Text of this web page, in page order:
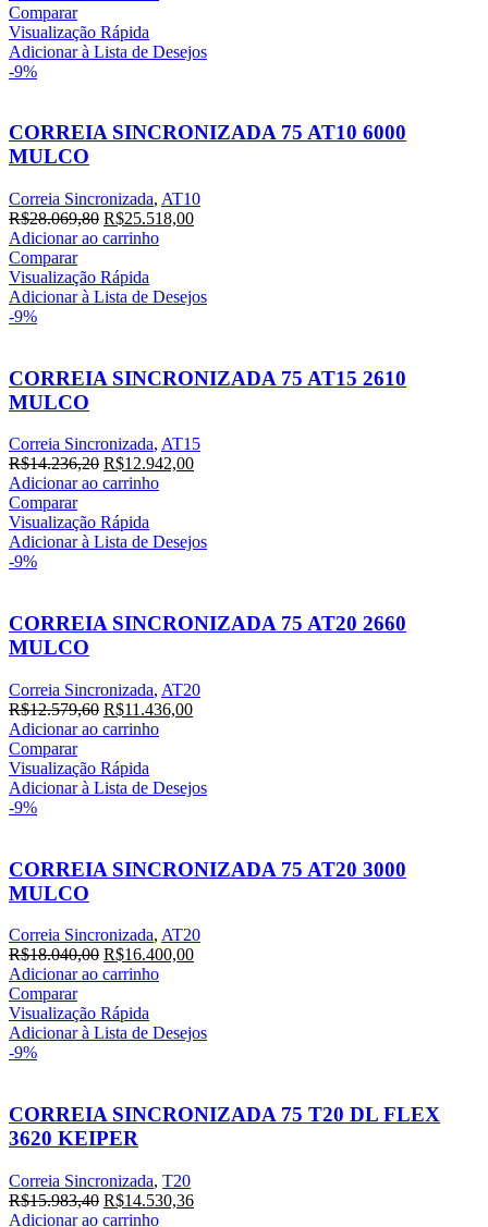
Comparar
Visualização Rápida
Adicionar à Lista de Desejos
-9%
CORREIA SINCRONIZADA 75 AT10 6000
MULCO
Correia Sincronizada, AT10
R$28.069,80 R$25.518,00
Adicionar ao carrinho
Comparar
Visualização Rápida
Adicionar à Lista de Desejos
-9%
CORREIA SINCRONIZADA 75 AT15 2610
MULCO
Correia Sincronizada, AT15
R$14.236,20 R$12.942,00
Adicionar ao carrinho
Comparar
Visualização Rápida
Adicionar à Lista de Desejos
-9%
CORREIA SINCRONIZADA 75 AT20 2660
MULCO
Correia Sincronizada, AT20
R$12.579,60 R$11.436,00
Adicionar ao carrinho
Comparar
Visualização Rápida
Adicionar à Lista de Desejos
-9%
CORREIA SINCRONIZADA 75 AT20 3000
MULCO
Correia Sincronizada, AT20
R$18.040,00 R$16.400,00
Adicionar ao carrinho
Comparar
Visualização Rápida
Adicionar à Lista de Desejos
-9%
CORREIA SINCRONIZADA 75 T20 DL FLEX
3620 KEIPER
Correia Sincronizada, T20
R$15.983,40 R$14.530,36
Adicionar ao carrinho